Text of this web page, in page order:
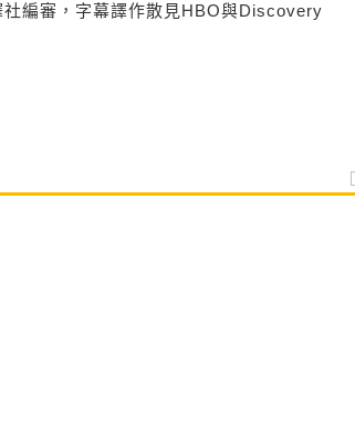
編審，字幕譯作散見HBO與Discovery